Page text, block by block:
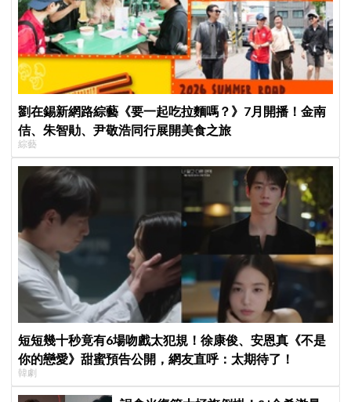
劉在錫新網路綜藝《要一起吃拉麵嗎？》7月開播！金南
佶、朱智勛、尹敬浩同行展開美食之旅
綜藝
短短幾十秒竟有6場吻戲太犯規！徐康俊、安恩真《不是
你的戀愛》甜蜜預告公開，網友直呼：太期待了！
韓劇